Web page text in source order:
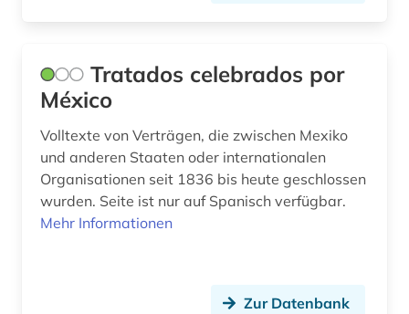
Tratados celebrados por
México
Volltexte von Verträgen, die zwischen Mexiko
und anderen Staaten oder internationalen
Organisationen seit 1836 bis heute geschlossen
wurden. Seite ist nur auf Spanisch verfügbar.
Mehr Informationen
Zur Datenbank